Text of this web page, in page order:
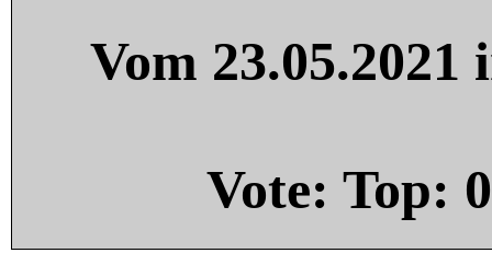
Vom
Vote: Top: 0